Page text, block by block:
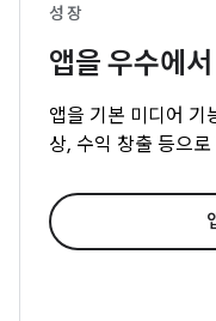
성장
앱을 우수에
앱을 기본 미디어 기
상, 수익 창출 등으